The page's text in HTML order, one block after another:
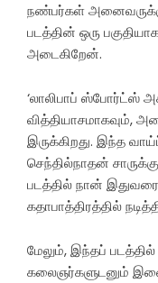
நண்பர்கள்
படத்தின் ஒரு
அடைகிறேன்.
‘லாலிபாப் ஸ்போர்ட்ஸ்
வித்தியாசமாகவும்,
இருக்கிறது. இந்த
செந்தில்நாதன்
படத்தில் நான் இதுவரை
கதாபாத்திரத்தில்
மேலும், இந்தப்
கலைஞர்களுடனும்